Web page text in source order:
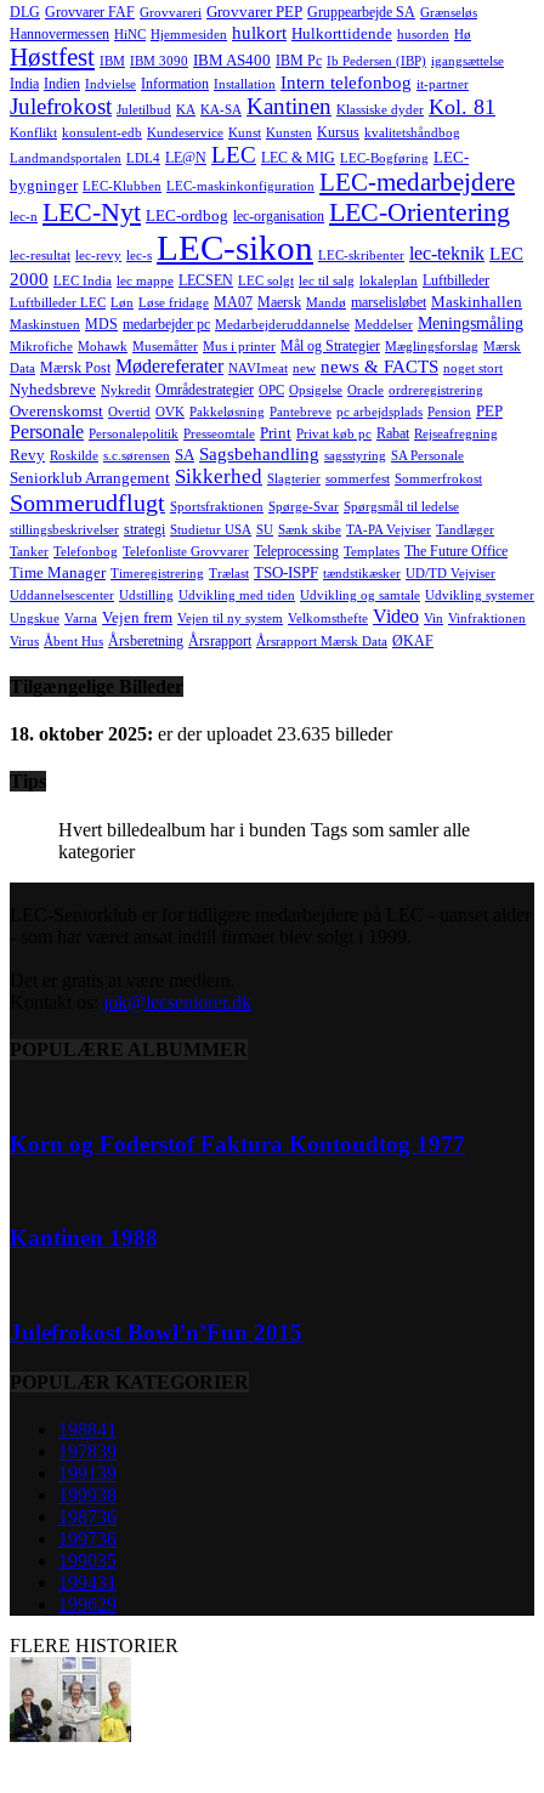
DLG Grovvarer FAF Grovvareri Grovvarer PEP Gruppearbejde SA Grænseløs
Hannovermessen HiNC Hjemmesiden hulkort Hulkorttidende husorden Hø
Høstfest IBM IBM 3090 IBM AS400 IBM Pc Ib Pedersen (IBP) igangsættelse
India Indien Indvielse Information Installation Intern telefonbog it-partner
Julefrokost Juletilbud KA KA-SA Kantinen Klassiske dyder Kol. 81
Konflikt konsulent-edb Kundeservice Kunst Kunsten Kursus kvalitetshåndbog
Landmandsportalen LDL4 LE@N LEC LEC & MIG LEC-Bogføring LEC-
bygninger LEC-Klubben LEC-maskinkonfiguration LEC-medarbejdere
lec-n LEC-Nyt LEC-ordbog lec-organisation LEC-Orientering
lec-resultat lec-revy lec-s LEC-sikon LEC-skribenter lec-teknik LEC
2000 LEC India lec mappe LECSEN LEC solgt lec til salg lokaleplan Luftbilleder
Luftbilleder LEC Løn Løse fridage MA07 Maersk Mandø marselisløbet Maskinhallen
Maskinstuen MDS medarbejder pc Medarbejderuddannelse Meddelser Meningsmåling
Mikrofiche Mohawk Musemåtter Mus i printer Mål og Strategier Mæglingsforslag Mærsk
Data Mærsk Post Mødereferater NAVImeat new news & FACTS noget stort
Nyhedsbreve Nykredit Områdestrategier OPC Opsigelse Oracle ordreregistrering
Overenskomst Overtid OVK Pakkeløsning Pantebreve pc arbejdsplads Pension PEP
Personale Personalepolitik Presseomtale Print Privat køb pc Rabat Rejseafregning
Revy Roskilde s.c.sørensen SA Sagsbehandling sagsstyring SA Personale
Seniorklub Arrangement Sikkerhed Slagterier sommerfest Sommerfrokost
Sommerudflugt Sportsfraktionen Spørge-Svar Spørgsmål til ledelse
stillingsbeskrivelser strategi Studietur USA SU Sænk skibe TA-PA Vejviser Tandlæger
Tanker Telefonbog Telefonliste Grovvarer Teleprocessing Templates The Future Office
Time Manager Timeregistrering Trælast TSO-ISPF tændstikæsker UD/TD Vejviser
Uddannelsescenter Udstilling Udvikling med tiden Udvikling og samtale Udvikling systemer
Ungskue Varna Vejen frem Vejen til ny system Velkomsthefte Video Vin Vinfraktionen
Virus Åbent Hus Årsberetning Årsrapport Årsrapport Mærsk Data ØKAF
Tilgængelige Billeder
18. oktober 2025: er der uploadet 23.635 billeder
Tips
Hvert billedealbum har i bunden Tags som samler alle
kategorier
jok@lecseniorer.dk
POPULÆRE ALBUMMER
Korn og Foderstof Faktura Kontoudtog 1977
Kantinen 1988
Julefrokost Bowl’n’Fun 2015
POPULÆR KATEGORIER
198841
197839
199139
199938
198736
199736
199035
199431
199629
FLERE HISTORIER